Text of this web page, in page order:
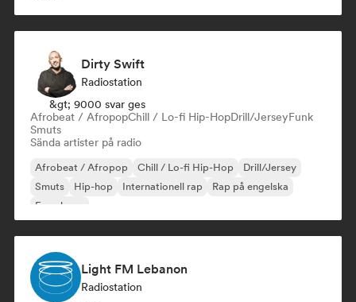
Dirty Swift
Radiostation
&gt; 9000 svar ges
Afrobeat / AfropopChill / Lo-fi Hip-HopDrill/JerseyFunk
Smuts
Sända artister på radio
Afrobeat / Afropop Chill / Lo-fi Hip-Hop
Drill/Jersey
Smuts
Hip-hop Internationell rap
Rap på engelska
Fransk rap
Light FM Lebanon
Radiostation